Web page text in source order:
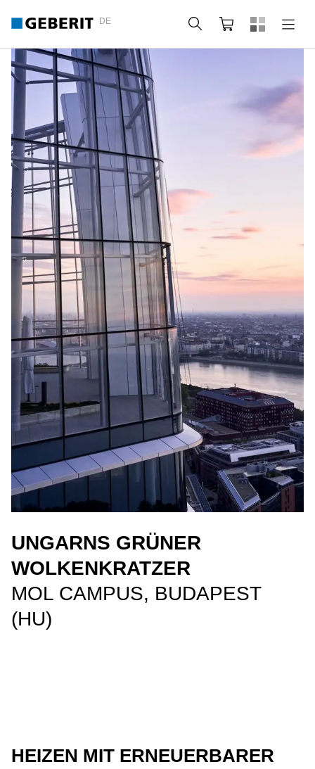
DE Suche Webshop
UNGARNS GRÜNER
WOLKENKRATZER
MOL CAMPUS, BUDAPEST
(HU)
HEIZEN MIT ERNEUERBARER